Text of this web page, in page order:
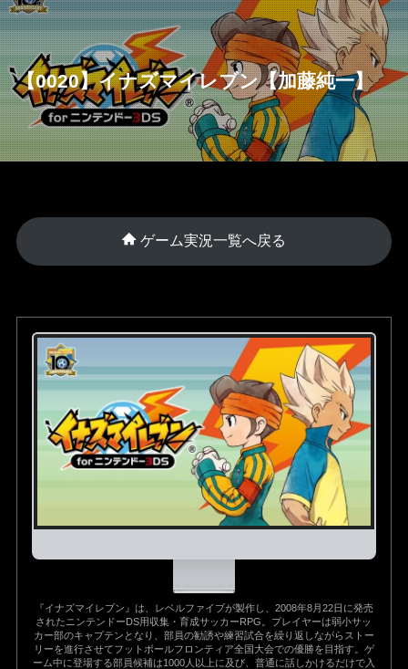
【0020】イナズマイレブン【加藤純一】
ゲーム実況一覧へ戻る
『イナズマイレブン』は、レベルファイブが製作し、2008年8月22日に発売
されたニンテンドーDS用収集・育成サッカーRPG。プレイヤーは弱小サッ
カー部のキャプテンとなり、部員の勧誘や練習試合を繰り返しながらストー
リーを進行させてフットボールフロンティア全国大会での優勝を目指す。ゲ
ーム中に登場する部員候補は1000人以上に及び、普通に話しかけるだけで入